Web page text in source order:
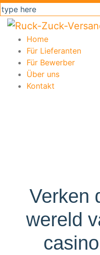
Home
Für Lieferanten
Für Bewerber
Über uns
Kontakt
Verken
wereld